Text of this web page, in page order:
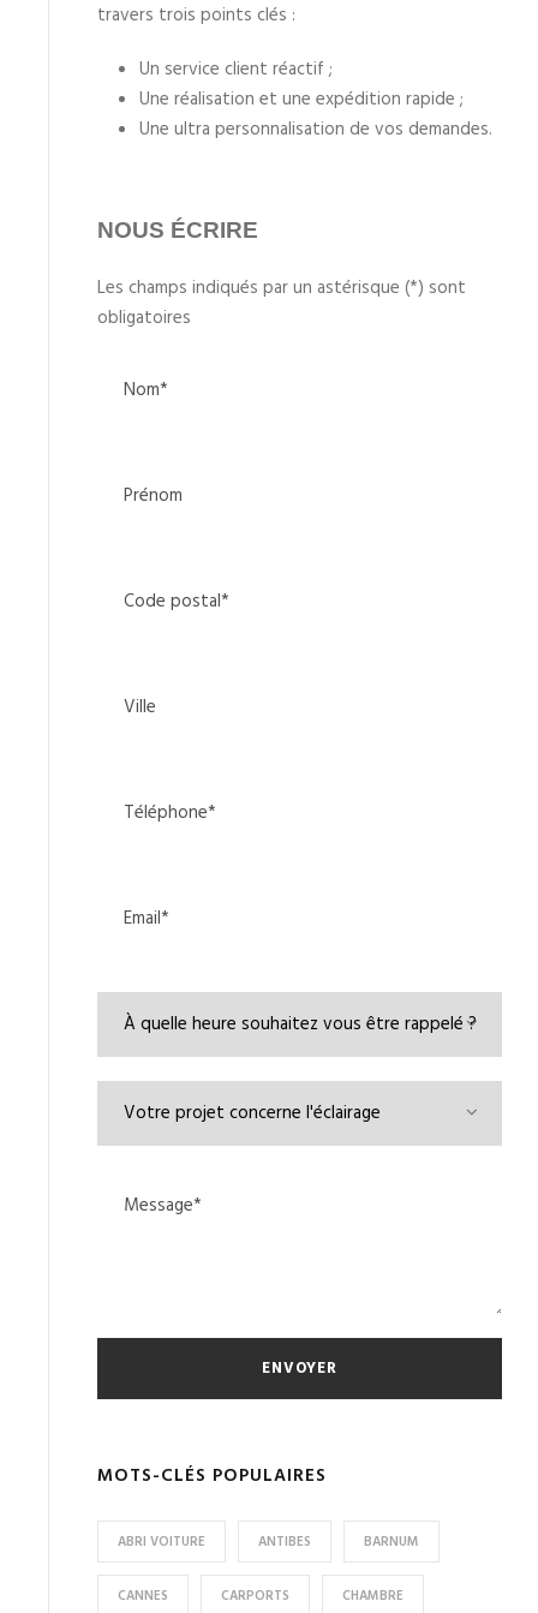
travers trois points clés :
Un service client réactif ;
Une réalisation et une expédition rapide ;
Une ultra personnalisation de vos demandes.
NOUS ÉCRIRE
Les champs indiqués par un astérisque (*) sont
obligatoires
MOTS-CLÉS POPULAIRES
ABRI VOITURE ANTIBES BARNUM
CANNES CARPORTS CHAMBRE